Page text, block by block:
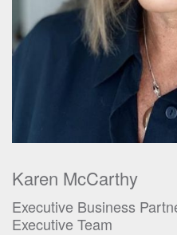
Karen McCarthy
Executive Business
Executive Team